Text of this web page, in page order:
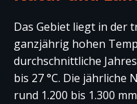
Das Gebiet liegt in der
ganzjährig hohen
durchschnittliche
bis 27 °C. Die jährliche
rund 1.200 bis 1.300